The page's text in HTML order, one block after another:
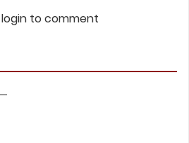
login to comment